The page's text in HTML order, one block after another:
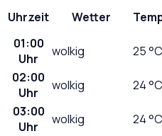
Uhrzeit
Wetter
01:00
Uhr
wolkig 25°C
02:00
Uhr
wolkig 24°C
03:00
Uhr
wolkig 24°C